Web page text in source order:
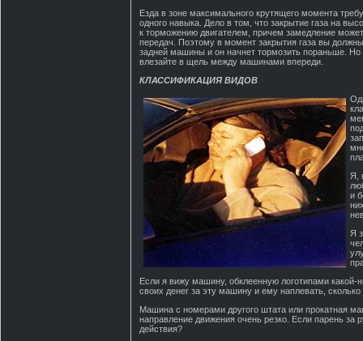
Езда в зоне максимального крутящего момента
одного навыка. Дело в том, что закрытие газа на
к торможению двигателем, причем замедление
передач. Поэтому в момент закрытия газа вы
задней машины и он начнет тормозить пораньше. Но
влезайте в щель между машинами впереди.
КЛАССИФИКАЦИЯ ВИДОВ
Я,
и
Я
Если я вижу машину, обклеенную логотипами
своих денег за эту машину и ему наплевать,
Машина с номерами другого штата или прокатная
направление движения очень резко. Если парень за
действия?